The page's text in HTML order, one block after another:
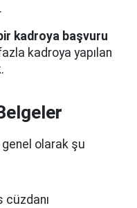
kadroya başvuru
kadroya yapılan
genel olarak şu
cüzdanı